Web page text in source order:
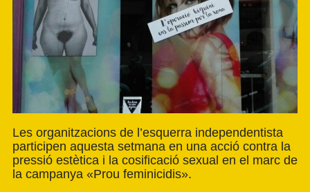
Les organitzacions de l’esquerra independentista
participen aquesta setmana en una acció contra la
pressió estètica i la cosificació sexual en el marc de
la campanya «Prou feminicidis».